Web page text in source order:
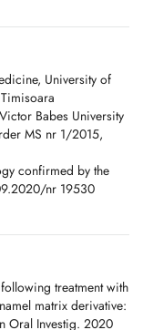
en adaptant
le temps
et de créer un
au cœur de ma
un sourire sain dans
et français de
University of
Babes University
MS nr 1/2015,
confirmed by the
nr 19530
treatment with
matrix derivative:
Oral Investig. 2020